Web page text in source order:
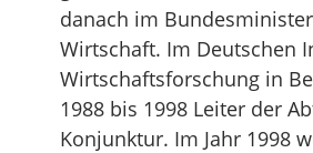
danach im
Wirtschaft. Im Deutschen
Wirtschaftsforschung in
1988 bis 1998 Leiter der
Konjunktur. Im Jahr 1998